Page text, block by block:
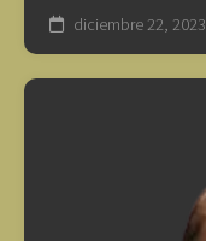
diciembre 22, 2023